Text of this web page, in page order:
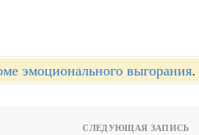
эмоционального выгорания.
СЛЕДУЮЩАЯ ЗАПИСЬ